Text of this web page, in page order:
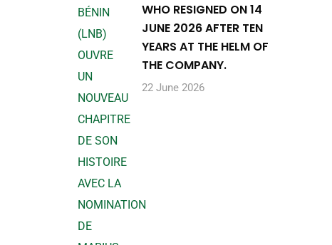
WHO RESIGNED ON 14
JUNE 2026 AFTER TEN
YEARS AT THE HELM OF
THE COMPANY.
22 June 2026